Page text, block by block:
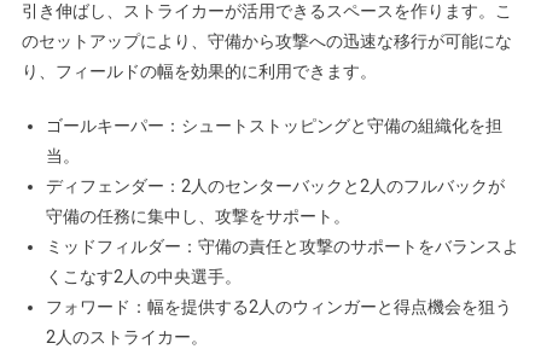
引き伸ばし、ストライカーが活用できるスペースを作ります。こ
のセットアップにより、守備から攻撃への迅速な移行が可能にな
り、フィールドの幅を効果的に利用できます。
ゴールキーパー：シュートストッピングと守備の組織化を担
当。
ディフェンダー：2人のセンターバックと2人のフルバックが
守備の任務に集中し、攻撃をサポート。
ミッドフィルダー：守備の責任と攻撃のサポートをバランスよ
くこなす2人の中央選手。
フォワード：幅を提供する2人のウィンガーと得点機会を狙う
2人のストライカー。